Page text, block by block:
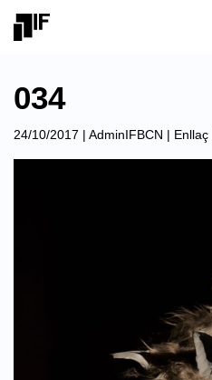
034
24/10/2017 | AdminIFBCN | Enllaç